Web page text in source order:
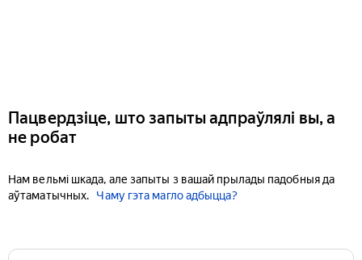
Пацвердзіце, што запыты адпраўлялі вы, а
не робат
Нам вельмі шкада, але запыты з вашай прылады падобныя да
аўтаматычных.
Чаму гэта магло адбыцца?